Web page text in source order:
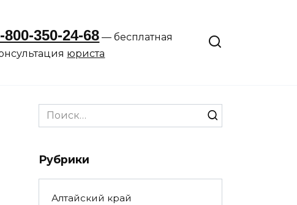
800-350-24-68 — бесплатная
юриста
Search
for:
Рубрики
Алтайский край